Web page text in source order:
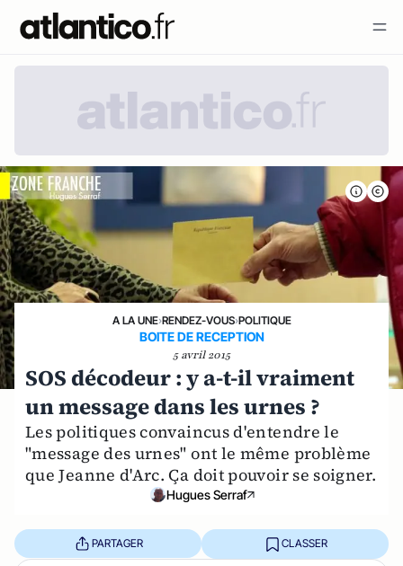
A LA UNE›RENDEZ-VOUS›POLITIQUE
BOITE DE RECEPTION
5 avril 2015
SOS décodeur : y a-t-il vraiment
un message dans les urnes ?
Les politiques convaincus d'entendre le
"message des urnes" ont le même problème
que Jeanne d'Arc. Ça doit pouvoir se soigner.
Hugues Serraf
PARTAGER CLASSER